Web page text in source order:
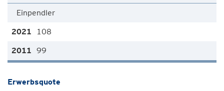
Einpendler
108
99
Erwerbsquote